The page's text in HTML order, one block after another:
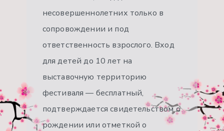
несовершеннолетних только в
сопровождении и под
ответственность взрослого. Вход
для детей до 10 лет на
выставочную территорию
фестиваля — бесплатный,
подтверждается свидетельством о
рождении или отметкой о